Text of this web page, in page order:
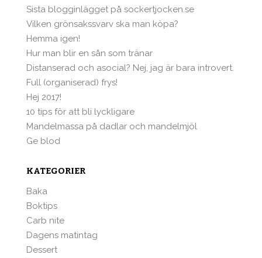
Sista blogginlägget på sockertjocken.se
Vilken grönsakssvarv ska man köpa?
Hemma igen!
Hur man blir en sån som tränar
Distanserad och asocial? Nej, jag är bara introvert.
Full (organiserad) frys!
Hej 2017!
10 tips för att bli lyckligare
Mandelmassa på dadlar och mandelmjöl
Ge blod
KATEGORIER
Baka
Boktips
Carb nite
Dagens matintag
Dessert